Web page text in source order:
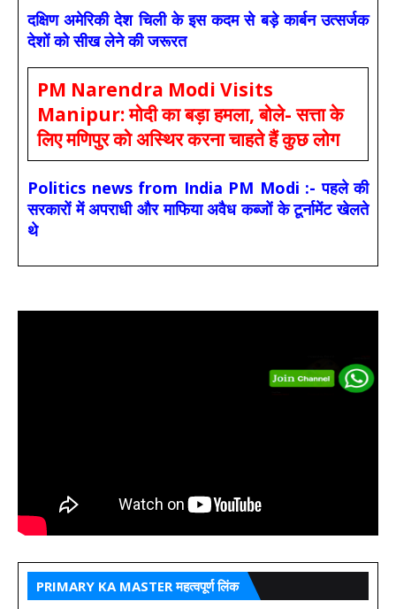
दक्षिण अमेरिकी देश चिली के इस कदम से बड़े कार्बन उत्सर्जक
देशों को सीख लेने की जरूरत
PM Narendra Modi Visits
Manipur: मोदी का बड़ा हमला, बोले- सत्ता के
लिए मणिपुर को अस्थिर करना चाहते हैं कुछ लोग
Politics news from India PM Modi :- पहले की
सरकारों में अपराधी और माफिया अवैध कब्जों के टूर्नामेंट खेलते
थे
PRIMARY KA MASTER महत्वपूर्ण लिंक